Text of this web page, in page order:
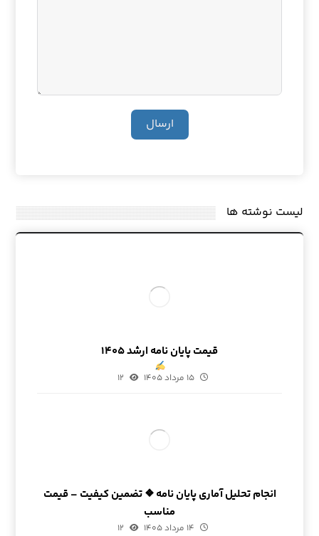
ارسال
لیست نوشته ها
قیمت پایان نامه ارشد ۱۴۰۵
۱۵ مرداد ۱۴۰۵ ۱۲
انجام تحلیل آماری پایان نامه ❖ تضمین کیفیت – قیمت
مناسب
۱۴ مرداد ۱۴۰۵ ۱۲